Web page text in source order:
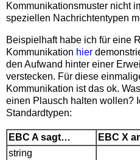
Kommunikationsmuster nicht
speziellen Nachrichtentypen
Beispielhaft habe ich für eine
Kommunikation hier
den Aufwand hinter einer
verstecken. Für diese
Kommunikation ist das ok.
einen Plausch halten wollen?
Standardtypen:
EBC A sagt…
EBC X
string